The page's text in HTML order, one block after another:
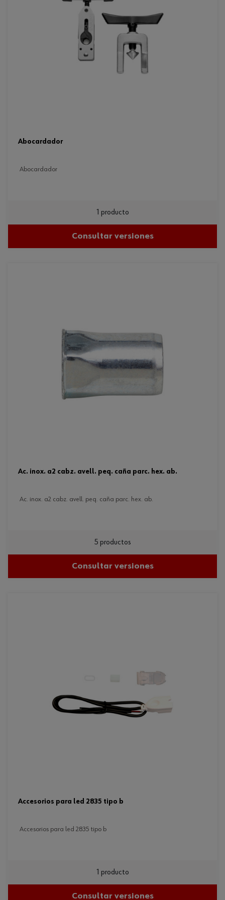
abocardador
abocardador
1 producto
Consultar versiones
ac. inox. a2 cabz. avell. peq. caña parc. hex. ab.
ac. inox. a2 cabz. avell. peq. caña parc. hex. ab.
5 productos
Consultar versiones
accesorios para led 2835 tipo b
accesorios para led 2835 tipo b
1 producto
Consultar versiones